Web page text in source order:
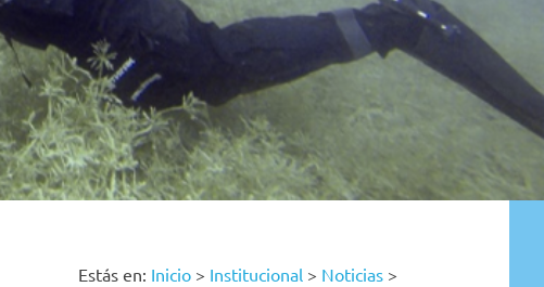
Estás en: Inicio > Institucional > Noticias >